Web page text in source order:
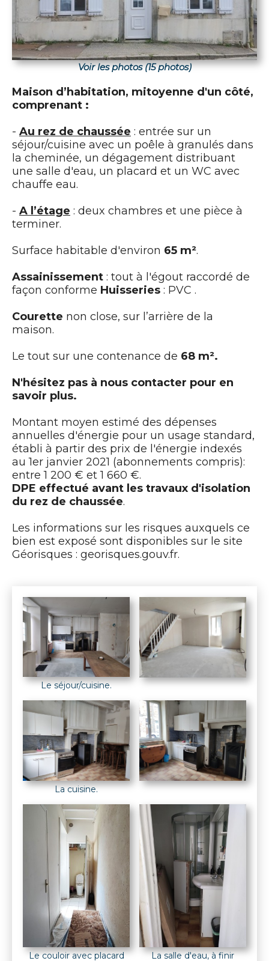
Voir les photos (15 photos)
Maison d’habitation, mitoyenne d'un côté,
comprenant :
- Au rez de chaussée : entrée sur un
séjour/cuisine avec un poêle à granulés dans
la cheminée, un dégagement distribuant
une salle d'eau, un placard et un WC avec
chauffe eau.
- A l’étage : deux chambres et une pièce à
terminer.
Surface habitable d'environ 65 m².
Assainissement : tout à l'égout raccordé de
façon conforme Huisseries : PVC .
Courette non close, sur l’arrière de la
maison.
Le tout sur une contenance de 68 m².
N'hésitez pas à nous contacter pour en
savoir plus.
Montant moyen estimé des dépenses
annuelles d'énergie pour un usage standard,
établi à partir des prix de l'énergie indexés
au 1er janvier 2021 (abonnements compris):
entre 1 200 € et 1 660 €.
DPE effectué avant les travaux d'isolation
du rez de chaussée.
Les informations sur les risques auxquels ce
bien est exposé sont disponibles sur le site
Géorisques : georisques.gouv.fr.
Le séjour/cuisine.
La cuisine.
Le couloir avec placard
La salle d'eau, à finir